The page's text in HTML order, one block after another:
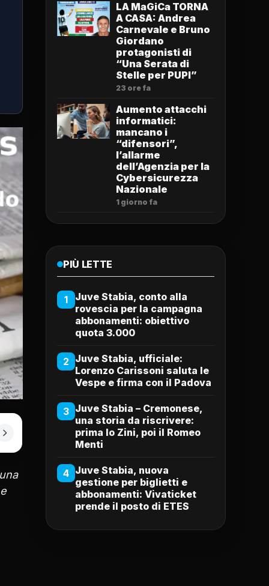
LA MaGiCa TORNA
A CASA: Andrea
Carnevale e Bruno
Giordano
protagonisti di
“Una Serata di
Stelle per PUPI”
23 ore fa
Aumento attacchi
informatici:
mancano i
“difensori”,
l’allarme
dell’Agenzia per la
Cybersicurezza
Nazionale
1 giorno fa
PIÙ LETTE
1
Juve Stabia, conto alla
rovescia per la campagna
abbonamenti: obiettivo
quota 3.000
2 Juve Stabia, ufficiale:
Lorenzo Carissoni saluta le
Vespe e firma con il Padova
3 Juve Stabia – Cremonese,
una storia da riscrivere:
prima lo Zini, poi il Romeo
Menti
4 Juve Stabia, nuova
gestione per biglietti e
abbonamenti: Vivaticket
prende il posto di ETES